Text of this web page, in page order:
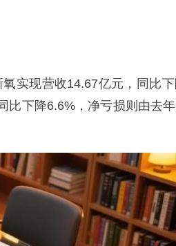
实现营收14.67亿元，同比
比下降6.6%，净亏损则由去